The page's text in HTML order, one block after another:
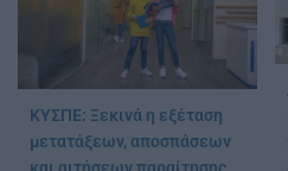
ΚΥΣΠΕ: Ξεκινά η εξέταση
μετατάξεων, αποσπάσεων